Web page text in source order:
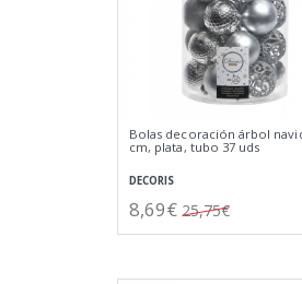
Bolas decoración árbol
cm, plata, tubo 37 uds
DECORIS
8,69€ 25,75€